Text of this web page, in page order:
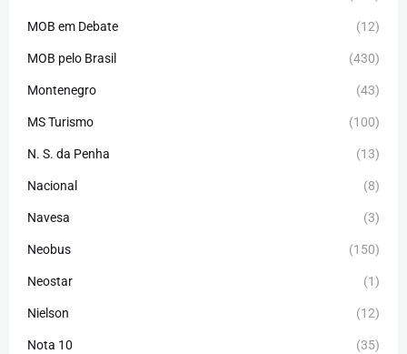
MOB em Debate (12)
MOB pelo Brasil (430)
Montenegro (43)
MS Turismo (100)
N. S. da Penha (13)
Nacional (8)
Navesa (3)
Neobus (150)
Neostar (1)
Nielson (12)
Nota 10 (35)